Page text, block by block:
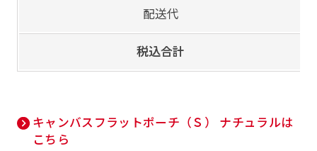
配送代
税込合計
キャンバスフラットポーチ（Ｓ） ナチュラルは
こちら